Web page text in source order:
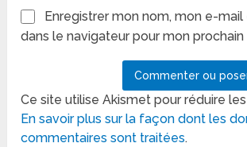
Enregistrer mon nom, mon e-
dans le navigateur pour mon
Ce site utilise Akismet pour réduire
En savoir plus sur la façon dont les
commentaires sont traitées.